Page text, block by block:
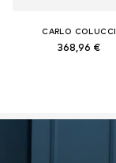
CARLO COLUCCI
368,96 €